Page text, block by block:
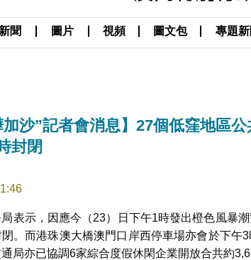
新聞 圖片 視頻 圖文包 專題新
加沙”記者會消息】27個低窪地區
封閉
表示，因應今（23）日下午1時發出橙色風暴
。而港珠澳大橋澳門口岸西停車場亦會於下午
局亦已協調6家綜合度假休閑企業開放合共約